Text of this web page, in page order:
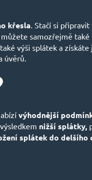
křesla. Stačí si
samozřejmě
výši splátek a
úvěrů.
výhodnější
nižší splátky,
splátek do delšího